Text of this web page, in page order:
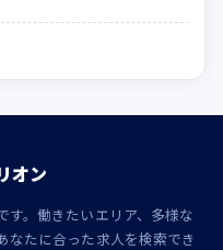
オン
。働きたいエリア、多様な
なたに合った求人を検索でき